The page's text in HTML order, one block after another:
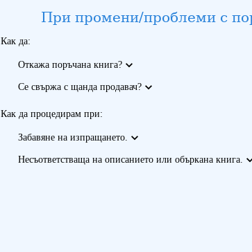
При промени/проблеми с
Как да:
Откажа поръчана книга?
Се свържа с щанда продавач?
Как да процедирам при:
Забавяне на изпращането.
Несъответстваща на описанието или объркана книга.